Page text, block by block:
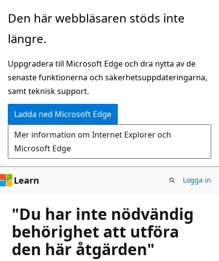
Hoppa
huvudinnehåll
Den här webbläsaren stöds inte
längre.
Uppgradera till Microsoft Edge och dra nytta av de
senaste funktionerna och säkerhetsuppdateringarna,
samt teknisk support.
Ladda ned Microsoft Edge
Mer information om Internet Explorer och
Microsoft Edge
Learn Logga in
"Du har inte nödvändig
behörighet att utföra
den här åtgärden"